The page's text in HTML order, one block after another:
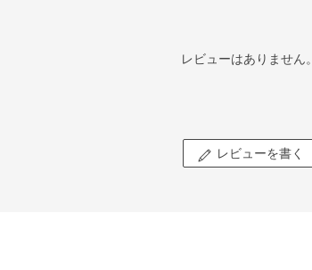
レビューはありません。
レビューを書く